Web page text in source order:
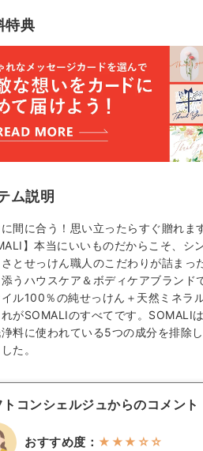
特典
ム説明
間に合う！思い立ったらすぐ贈れま
】本当にいいものだからこそ、シ
とせっけん職人のこだわりが詰まっ
うハウスケア＆ボディケアブランド
ル100％の純せっけん＋天然ミネラ
がSOMALIのすべてです。SOMALI
料に使われている5つの成分を排除
た。
トコンシェルジュからのコメント
おすすめ度： ★★★☆☆